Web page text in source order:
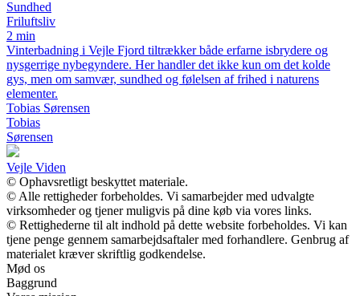
Sundhed
Friluftsliv
2 min
Vinterbadning i Vejle Fjord tiltrækker både erfarne isbrydere og
nysgerrige nybegyndere. Her handler det ikke kun om det kolde
gys, men om samvær, sundhed og følelsen af frihed i naturens
elementer.
Tobias Sørensen
Tobias
Sørensen
Vejle Viden
© Ophavsretligt beskyttet materiale.
© Alle rettigheder forbeholdes. Vi samarbejder med udvalgte
virksomheder og tjener muligvis på dine køb via vores links.
© Rettighederne til alt indhold på dette website forbeholdes. Vi kan
tjene penge gennem samarbejdsaftaler med forhandlere. Genbrug af
materialet kræver skriftlig godkendelse.
Mød os
Baggrund